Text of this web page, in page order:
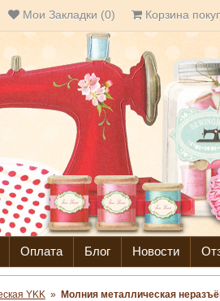
Мои Закладки (0) Корзина
Оплата Блог Новости
YKK » Молния металлическая